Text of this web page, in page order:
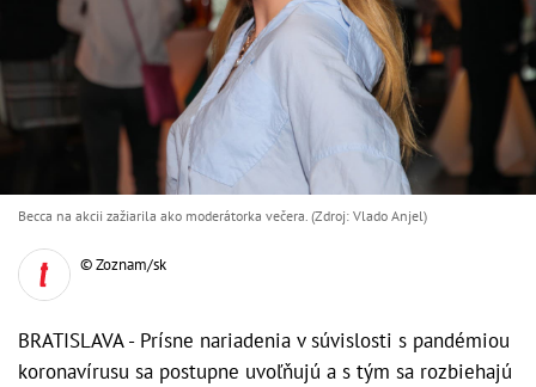
Becca na akcii zažiarila ako moderátorka večera. (Zdroj: Vlado Anjel)
© Zoznam/sk
BRATISLAVA - Prísne nariadenia v súvislosti s pandémiou
koronavírusu sa postupne uvoľňujú a s tým sa rozbiehajú